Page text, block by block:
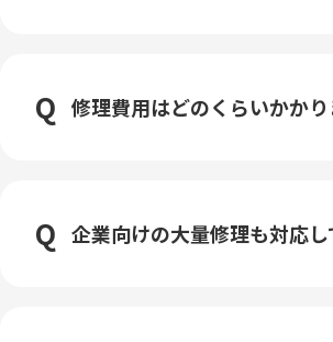
修理費用はどのくらいかかり
企業向けの大量修理も対応